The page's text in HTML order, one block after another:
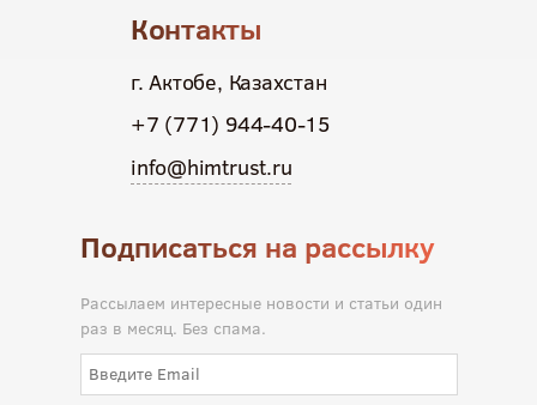
Контакты
г. Актобе, Казахстан
+7 (771) 944-40-15
info@himtrust.ru
Подписаться на рассылку
Рассылаем интересные новости и статьи один
раз в месяц. Без спама.